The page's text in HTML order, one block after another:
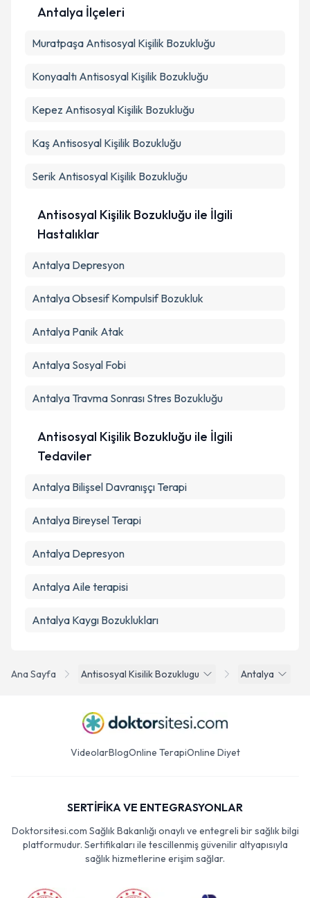
Kişisel verilerimin işlenmesine ilişkin
kapsamda işlenmesini kabul ediyorum.
Takvim Talebini Gönder
Ana Sayfa Antisosyal Kisilik Bozuklugu Antalya
Antalya İlçeleri
Muratpaşa Antisosyal Kişilik Bozukluğu
Konyaaltı Antisosyal Kişilik Bozukluğu
Kepez Antisosyal Kişilik Bozukluğu
Kaş Antisosyal Kişilik Bozukluğu
Serik Antisosyal Kişilik Bozukluğu
Antisosyal Kişilik Bozukluğu ile İlgili
Hastalıklar
Antalya Depresyon
Antalya Obsesif Kompulsif Bozukluk
Antalya Panik Atak
Antalya Sosyal Fobi
Antalya Travma Sonrası Stres Bozukluğu
Antisosyal Kişilik Bozukluğu ile İlgili
Tedaviler
Antalya Bilişsel Davranışçı Terapi
Antalya Bireysel Terapi
Antalya Depresyon
Antalya Aile terapisi
Antalya Kaygı Bozuklukları
VideolarBlogOnline TerapiOnline Diyet
SERTİFİKA VE ENTEGRASYONLAR
Doktorsitesi.com Sağlık Bakanlığı onaylı ve entegreli bir sağlık bilgi
platformudur. Sertifikaları ile tescillenmiş güvenilir altyapısıyla
sağlık hizmetlerine erişim sağlar.